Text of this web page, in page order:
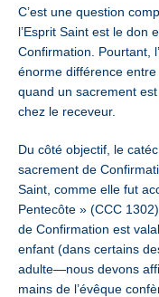
C’est une question
l’Esprit Saint est le don
Confirmation. Pourtant,
énorme différence
quand un sacrement
chez le receveur.
Du côté objectif, le
sacrement de
Saint, comme elle fut
Pentecôte » (CCC
de Confirmation est
enfant (dans certains
adulte—nous devons
mains de l’évêque